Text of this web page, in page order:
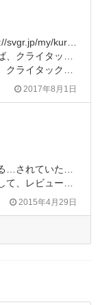
から既に出ています。しかも三万円弱～強というお手軽価格で。
ターを夢見ていた自分にとってはまさに救世主でした。
2017年8月1日
今回はKSCさんから発売されている…されていたクリスベクターSMGについてレビューします。去年の夏前に購入し、愛用していましたが、冬の訪れと共におやすみしていました。
していきます^_^
2015年4月29日